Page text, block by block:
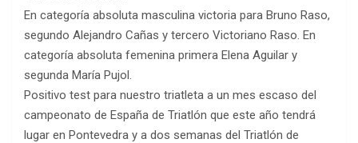
En categoría absoluta masculina victoria para Bruno Raso,
segundo Alejandro Cañas y tercero Victoriano Raso. En
categoría absoluta femenina primera Elena Aguilar y
segunda María Pujol.
Positivo test para nuestro triatleta a un mes escaso del
campeonato de España de Triatlón que este año tendrá
lugar en Pontevedra y a dos semanas del Triatlón de